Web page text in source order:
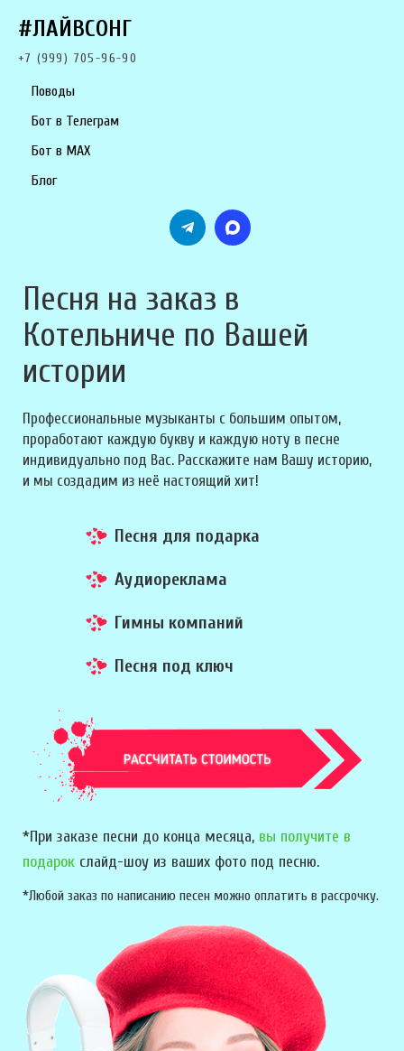
#ЛАЙВСОНГ
+7 (999) 705-96-90
Поводы
Бот в Телеграм
Бот в MAX
Блог
Песня на заказ в
Котельниче по Вашей
истории
Профессиональные музыканты с большим опытом,
проработают каждую букву и каждую ноту в песне
индивидуально под Вас. Расскажите нам Вашу историю,
и мы создадим из неё настоящий хит!
Песня для подарка
Аудиореклама
Гимны компаний
Песня под ключ
*При заказе песни до конца месяца, вы получите в
подарок слайд-шоу из ваших фото под песню.
*Любой заказ по написанию песен можно оплатить в рассрочку.